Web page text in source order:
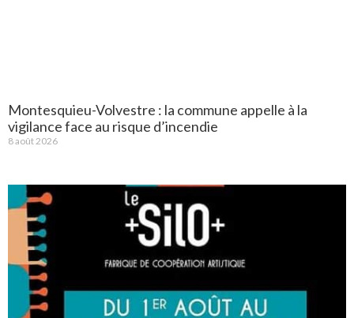
Montesquieu-Volvestre : la commune appelle à la
vigilance face au risque d’incendie
8 août 2026